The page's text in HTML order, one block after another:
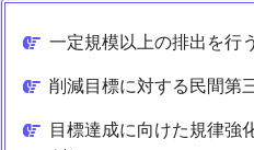
一定規模以上の排出を行
削減目標に対する民間第
目標達成に向けた規律強